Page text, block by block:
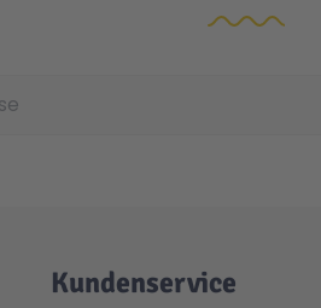
Kundenservice